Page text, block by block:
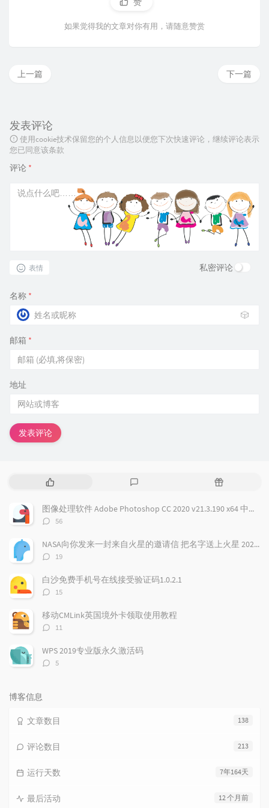
如果觉得我的文章对你有用，请随意赞赏
下一篇
上一篇
发表评论
使用cookie技术保留您的个人信息以便您下次快速评论，继续评论表示
您已同意该条款
评论 *
表情 私密评论
名称 *
🎲
邮箱 *
地址
发表评论
热
文
章
评
随
文
图像处理软件 Adobe Photoshop CC 2020 v21.3.190 x64 中文免费版
评
数：
56
NASA向你发来一封来自火星的邀请信 把名字送上火星 2026邀你免费参与火星之旅
评
数：
19
白沙免费手机号在线接受验证码1.0.2.1
评
数：
15
移动CMLink英国境外卡领取使用教程
评
数：
11
WPS 2019专业版永久激活码
评
5
博客信息
138
文章数目
213
评论数目
7年164天
运行天数
12 个月前
最后活动